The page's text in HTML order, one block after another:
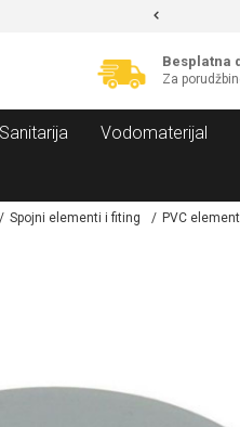
Besplatna
Za
Sanitarija Vodomaterijal
Spojni elementi i fiting PVC